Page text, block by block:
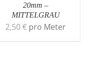
20mm –
MITTELGRAU
2,50€ pro Meter